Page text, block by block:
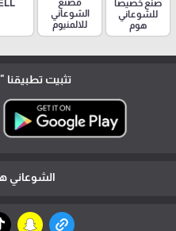
صنع خصيصاً
للشوعاني
هوم
مصنع
الشوعاني
للالمنيوم
تثبيت تطبيقنا
الشوعاني